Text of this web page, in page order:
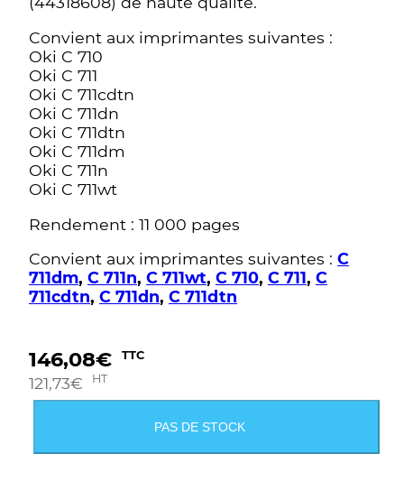
Convient aux imprimantes suivantes :
Oki C 710
Oki C 711
Oki C 711cdtn
Oki C 711dn
Oki C 711dtn
Oki C 711dm
Oki C 711n
Oki C 711wt
Rendement : 11 000 pages
Convient aux imprimantes suivantes : C
711dm, C 711n, C 711wt, C 710, C 711, C
711cdtn, C 711dn, C 711dtn
146,08€ TTC
121,73€ HT
PAS DE STOCK